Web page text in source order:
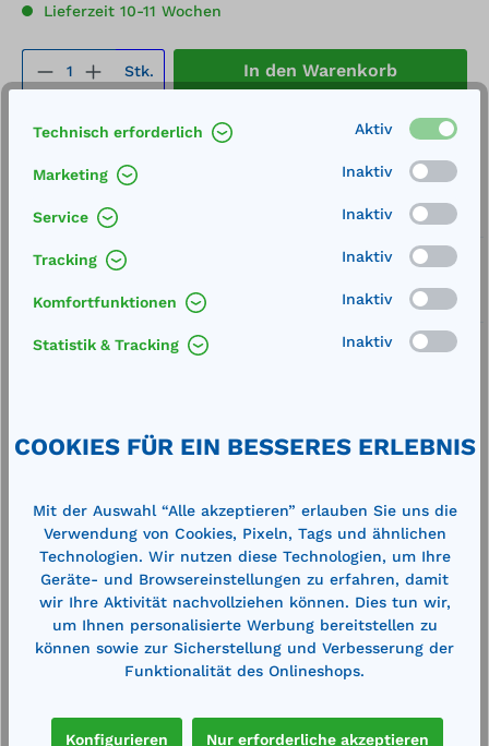
Lieferzeit 10-11 Wochen
Produkt Anzahl: Gib den
Stk. In den Warenkorb
Merken
Artikel-Nummer:
Service
Lieferung frei Haus
Zertifizierte Qualität
Beschreibung
Technisch erforderlich Aktiv
Marketing Inaktiv
Service Inaktiv
Tracking Inaktiv
Komfortfunktionen Inaktiv
Statistik & Tracking Inaktiv
COOKIES FÜR EIN BESSERES ERLEBNIS
Mit der Auswahl “Alle akzeptieren” erlauben Sie uns die
Verwendung von Cookies, Pixeln, Tags und ähnlichen
Technologien. Wir nutzen diese Technologien, um Ihre
Geräte- und Browsereinstellungen zu erfahren, damit
wir Ihre Aktivität nachvollziehen können. Dies tun wir,
um Ihnen personalisierte Werbung bereitstellen zu
können sowie zur Sicherstellung und Verbesserung der
Funktionalität des Onlineshops.
Konfigurieren Nur erforderliche akzeptieren